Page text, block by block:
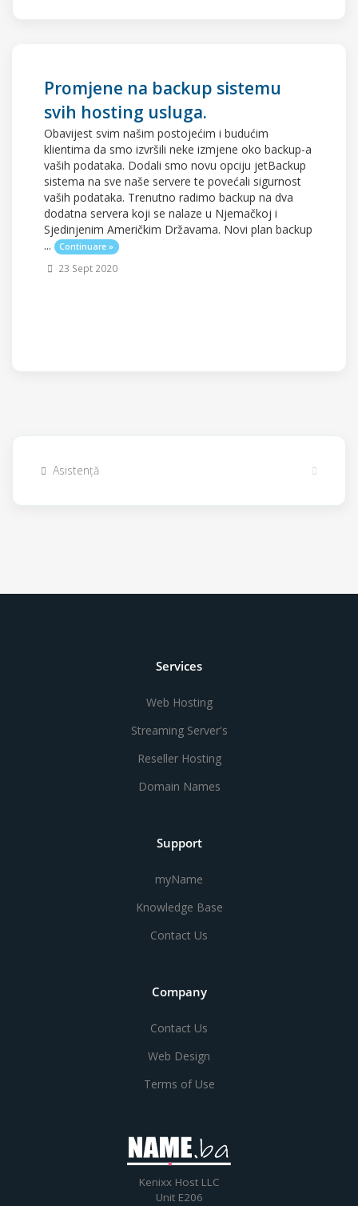
Promjene na backup sistemu
svih hosting usluga.
Obavijest svim našim postojećim i budućim
klientima da smo izvršili neke izmjene oko backup-a
vaših podataka. Dodali smo novu opciju jetBackup
sistema na sve naše servere te povećali sigurnost
vaših podataka. Trenutno radimo backup na dva
dodatna servera koji se nalaze u Njemačkoj i
Sjedinjenim Američkim Državama. Novi plan backup
...
Continuare »
23 Sept 2020
Asistență
Services
Web Hosting
Streaming Server's
Reseller Hosting
Domain Names
Support
myName
Knowledge Base
Contact Us
Company
Contact Us
Web Design
Terms of Use
Kenixx Host LLC
Unit E206